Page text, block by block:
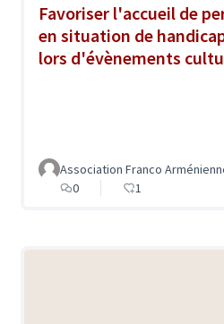
Favoriser l'accueil de
en situation de
lors d'évènements
Association Franco
0
1